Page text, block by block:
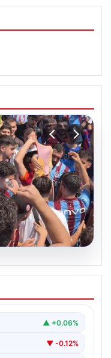
gelen
ettiler!
▲ +0.06%
▼ -0.12%